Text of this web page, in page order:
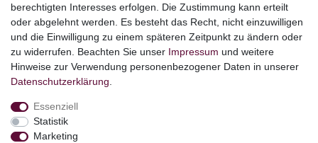
Angebote
stark reduzierte B-Ware
Kundenservice
Versand & Lieferung
Impressum
berechtigten Interesses erfolgen. Die Zustimmung kann erteilt
oder abgelehnt werden. Es besteht das Recht, nicht einzuwilligen
und die Einwilligung zu einem späteren Zeitpunkt zu ändern oder
zu widerrufen. Beachten Sie unser Impressum und weitere
Hinweise zur Verwendung personenbezogener Daten in unserer
Daten­schutz­erklärung
Essenziell
Statistik
Marketing